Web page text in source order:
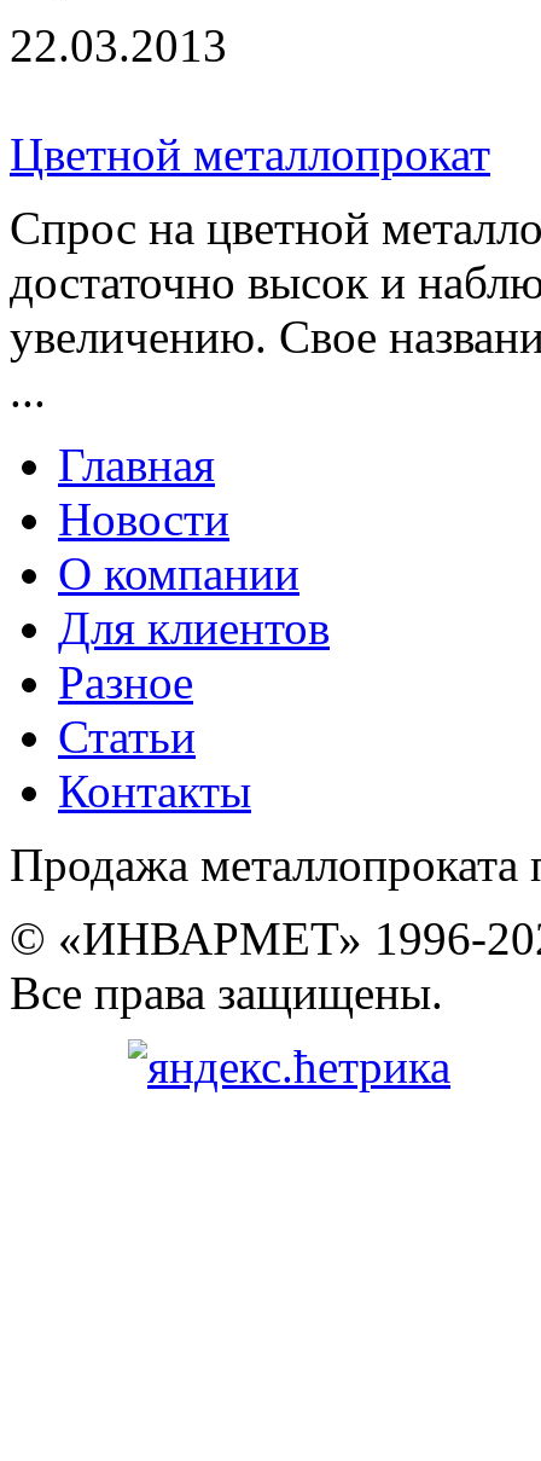
22.03.2013
Цветной металлопрокат
Спрос на цветной
достаточно высок и
увеличению. Свое
...
Главная
Новости
О компании
Для клиентов
Разное
Статьи
Контакты
Продажа металлопроката
© «ИНВАРМЕТ» 1996-
Все права защищены.